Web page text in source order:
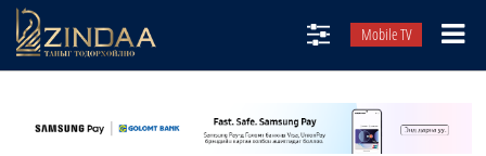
Mobile TV
ТВ8